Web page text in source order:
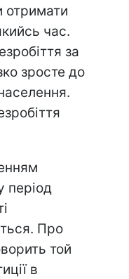
отримати
час.
за
зросте до
період
Про
той
в